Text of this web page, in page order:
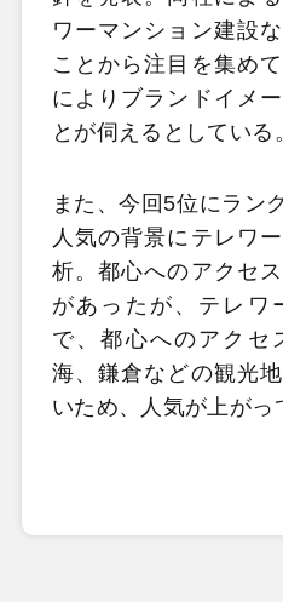
ワーマンション建設
ことから注目を集め
によりブランドイメ
とが伺えるとしている。
また、今回5位にラン
人気の背景にテレワ
析。都心へのアクセ
があったが、テレワ
で、都心へのアクセ
海、鎌倉などの観光
いため、人気が上がっ